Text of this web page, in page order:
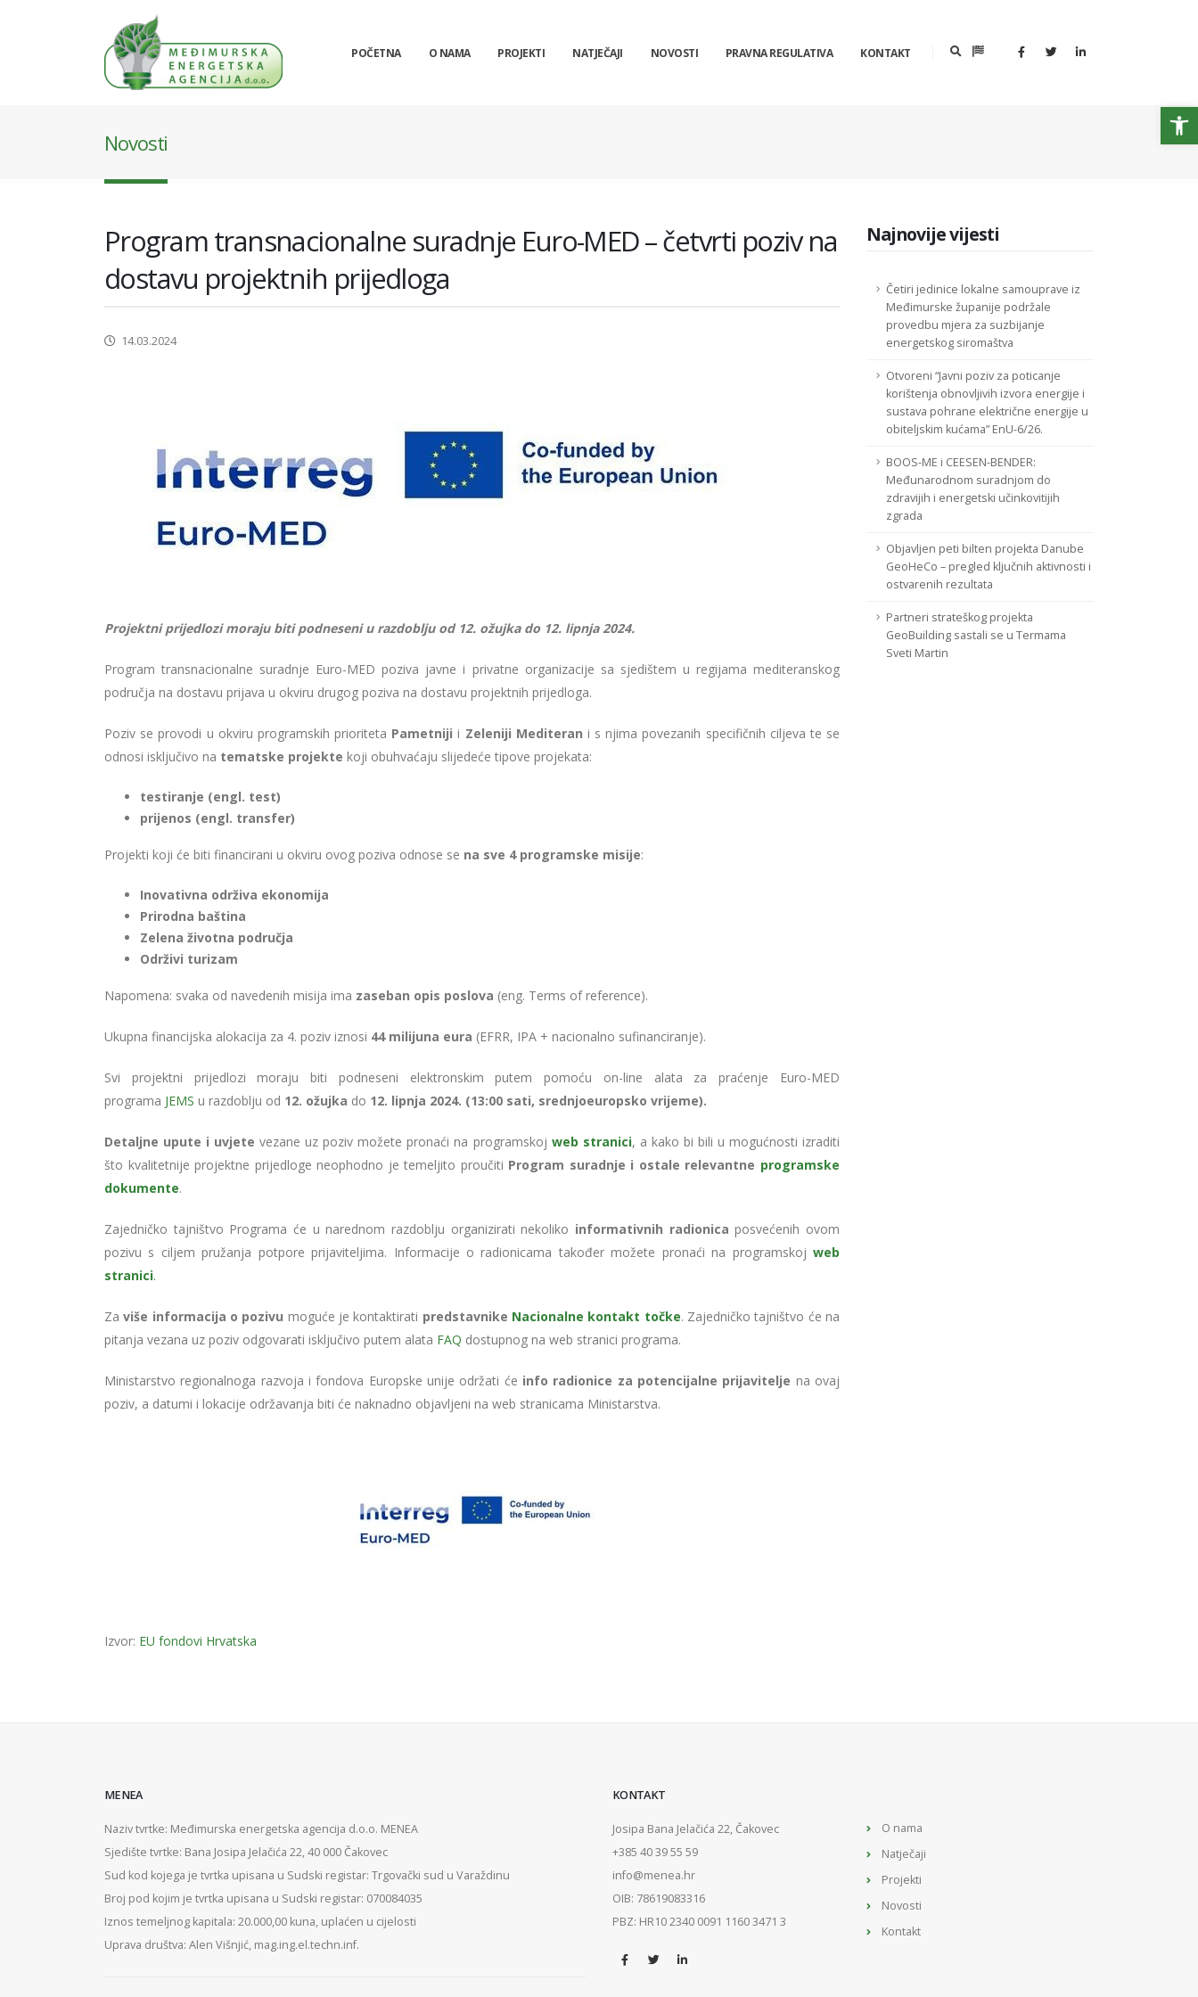
POČETNA O NAMA PROJEKTI NATJEČAJI NOVOSTI PRAVNA REGULATIVA KONTAKT
Novosti
Program transnacionalne suradnje Euro-MED – četvrti poziv na
dostavu projektnih prijedloga
14.03.2024
Projektni prijedlozi moraju biti podneseni u razdoblju od 12. ožujka do 12. lipnja 2024.
Program transnacionalne suradnje Euro-MED poziva javne i privatne organizacije sa sjedištem u regijama mediteranskog
područja na dostavu prijava u okviru drugog poziva na dostavu projektnih prijedloga.
Poziv se provodi u okviru programskih prioriteta Pametniji i Zeleniji Mediteran i s njima povezanih specifičnih ciljeva te se
odnosi isključivo na tematske projekte koji obuhvaćaju slijedeće tipove projekata:
testiranje (engl. test)
prijenos (engl. transfer)
Projekti koji će biti financirani u okviru ovog poziva odnose se na sve 4 programske misije:
Inovativna održiva ekonomija
Prirodna baština
Zelena životna područja
Održivi turizam
Napomena: svaka od navedenih misija ima zaseban opis poslova (eng. Terms of reference).
Ukupna financijska alokacija za 4. poziv iznosi 44 milijuna eura (EFRR, IPA + nacionalno sufinanciranje).
Svi projektni prijedlozi moraju biti podneseni elektronskim putem pomoću on-line alata za praćenje Euro-MED
programa JEMS u razdoblju od 12. ožujka do 12. lipnja 2024. (13:00 sati, srednjoeuropsko vrijeme).
Detaljne upute i uvjete vezane uz poziv možete pronaći na programskoj web stranici, a kako bi bili u mogućnosti izraditi
što kvalitetnije projektne prijedloge neophodno je temeljito proučiti Program suradnje i ostale relevantne programske
dokumente.
Zajedničko tajništvo Programa će u narednom razdoblju organizirati nekoliko informativnih radionica posvećenih ovom
pozivu s ciljem pružanja potpore prijaviteljima. Informacije o radionicama također možete pronaći na programskoj web
stranici.
Zaviše informacija o pozivu moguće je kontaktirati predstavnike Nacionalne kontakt točke. Zajedničko tajništvo će na
pitanja vezana uz poziv odgovarati isključivo putem alata FAQ dostupnog na web stranici programa.
Ministarstvo regionalnoga razvoja i fondova Europske unije održati će info radionice za potencijalne prijavitelje na ovaj
poziv, a datumi i lokacije održavanja biti će naknadno objavljeni na web stranicama Ministarstva.
Izvor: EU fondovi Hrvatska
Najnovije vijesti
Četiri jedinice lokalne samouprave iz
Međimurske županije podržale
provedbu mjera za suzbijanje
energetskog siromaštva
Otvoreni “Javni poziv za poticanje
korištenja obnovljivih izvora energije i
sustava pohrane električne energije u
obiteljskim kućama” EnU-6/26.
BOOS-ME i CEESEN-BENDER:
Međunarodnom suradnjom do
zdravijih i energetski učinkovitijih
zgrada
Objavljen peti bilten projekta Danube
GeoHeCo – pregled ključnih aktivnosti i
ostvarenih rezultata
Partneri strateškog projekta
GeoBuilding sastali se u Termama
Sveti Martin
MENEA
Naziv tvrtke: Međimurska energetska agencija d.o.o. MENEA
Sjedište tvrtke: Bana Josipa Jelačića 22, 40 000 Čakovec
Sud kod kojega je tvrtka upisana u Sudski registar: Trgovački sud u Varaždinu
Broj pod kojim je tvrtka upisana u Sudski registar: 070084035
Iznos temeljnog kapitala: 20.000,00 kuna, uplaćen u cijelosti
Uprava društva: Alen Višnjić, mag.ing.el.techn.inf.
KONTAKT
Josipa Bana Jelačića 22, Čakovec
+385 40 39 55 59
info@menea.hr
OIB: 78619083316
PBZ: HR10 2340 0091 1160 3471 3
O nama
Natječaji
Projekti
Novosti
Kontakt